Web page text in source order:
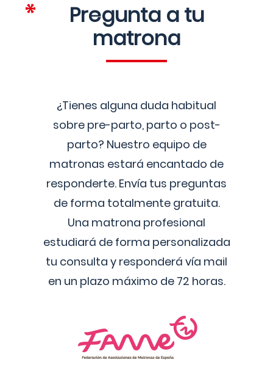
Pregunta a tu
matrona
¿Tienes alguna duda habitual
sobre pre-parto, parto o post-
parto? Nuestro equipo de
matronas estará encantado de
responderte. Envía tus preguntas
de forma totalmente gratuita.
Una matrona profesional
estudiará de forma personalizada
tu consulta y responderá vía mail
en un plazo máximo de 72 horas.